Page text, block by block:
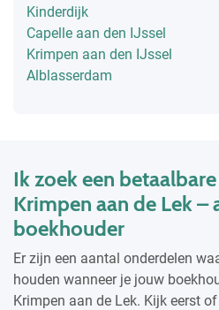
Kinderdijk
Capelle aan den IJssel
Krimpen aan den IJssel
Alblasserdam
Ik zoek een
Krimpen aan de Lek –
boekhouder
Er zijn een aantal onderdelen
houden wanneer je jouw
Krimpen aan de Lek. Kijk eerst